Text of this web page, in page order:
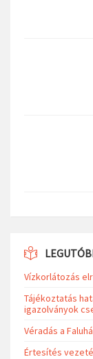
Vízkorlátozás
Tájékoztatás
igazolványok
Véradás a
Értesítés